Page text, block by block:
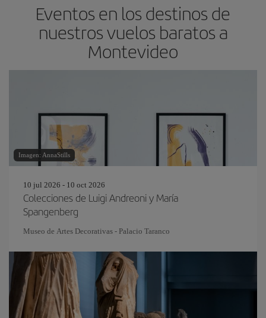
Eventos en los destinos de
nuestros vuelos baratos a
Montevideo
Imagen: AnnaStills
10 jul 2026 - 10 oct 2026
Colecciones de Luigi Andreoni y María
Spangenberg
Museo de Artes Decorativas - Palacio Taranco